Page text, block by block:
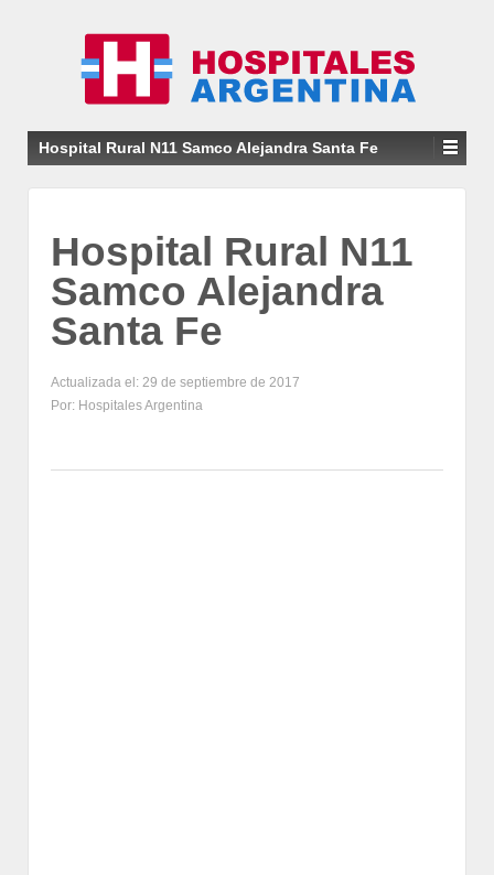
Hospital Rural N11 Samco Alejandra Santa Fe
Hospital Rural N11
Samco Alejandra
Santa Fe
Actualizada el: 29 de septiembre de 2017
Por: Hospitales Argentina